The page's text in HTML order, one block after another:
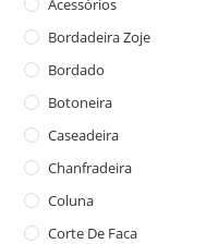
Acessórios
Bordadeira Zoje
Bordado
Botoneira
Caseadeira
Chanfradeira
Coluna
Corte De Faca